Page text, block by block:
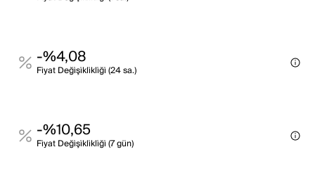
-%4,08
Fi̇yat Deği̇şi̇kli̇kli̇ği̇ (24 sa.)
-%10,65
Fi̇yat Deği̇şi̇kli̇kli̇ği̇ (7 gün)